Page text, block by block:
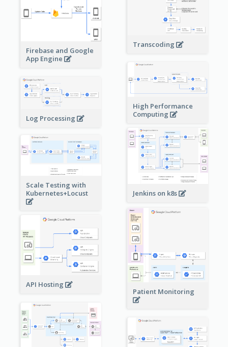
Firebase and Google
App Engine
Transcoding
High Performance
Computing
Log Processing
Jenkins on k8s
Scale Testing with
Kubernetes+Locust
Patient Monitoring
API Hosting